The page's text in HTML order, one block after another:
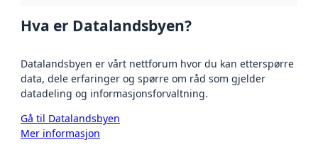
Hva er Datalandsbyen?
Datalandsbyen er vårt nettforum hvor du kan etterspørre
data, dele erfaringer og spørre om råd som gjelder
datadeling og informasjonsforvaltning.
Gå til Datalandsbyen
Mer informasjon